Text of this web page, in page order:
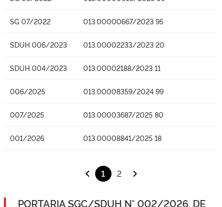
SG 07/2022 013.00000667/2023 95
SDUH 006/2023 013.00002233/2023 20
SDUH 004/2023 013.00002188/2023 11
006/2025 013.00008359/2024 99
007/2025 013.00003687/2025 80
001/2026 013.00008841/2025 18
1 2
PORTARIA SGC/SDUH N° 002/2026, DE